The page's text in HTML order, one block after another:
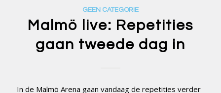
GEEN CATEGORIE
Malmö live: Repetities
gaan tweede dag in
In de Malmö Arena gaan vandaag de repetities verder